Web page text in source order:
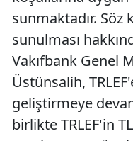
sunmaktadır.
sunulması
Vakıfbank Genel
Üstünsalih,
geliştirmeye
birlikte TRLEF'in